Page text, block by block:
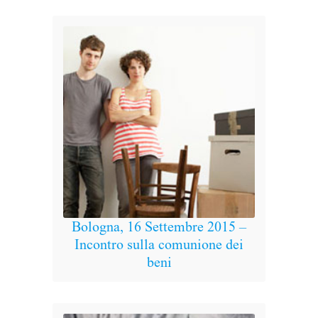
Bologna, 16 Settembre 2015 –
Incontro sulla comunione dei
beni